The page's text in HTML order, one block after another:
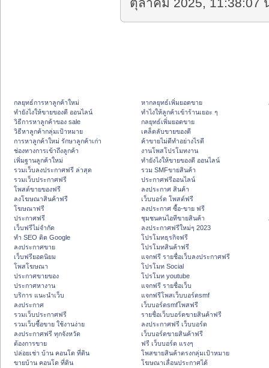
ตุลาคม 2025, 11:38:07
กลยุทธ์การหาลูกค้าใหม่
ทํายังไงให้ขายของดี ออนไลน์
วิธีการหาลูกค้าของ sale
วิธีหาลูกค้ากลุ่มเป้าหมาย
การหาลูกค้าใหม่ รักษาลูกค้าเก่า
ช่องทางการเข้าถึงลูกค้า
เพิ่มฐานลูกค้าใหม่
รวมเว็บลงประกาศฟรี ล่าสุด
รวมเว็บประกาศฟรี
โพสต์ขายของฟรี
ลงโฆษณาสินค้าฟรี
โฆษณาฟรี
ประกาศฟรี
เว็บฟรีไม่จำกัด
ทำ SEO ติด Google
ลงประกาศขาย
เว็บฟรียอดนิยม
โพสโฆษณา
ประกาศขายของ
ประกาศหางาน
บริการ แนะนำเว็บ
ลงประกาศ
รวมเว็บประกาศฟรี
รวมเว็บซื้อขาย ใช้งานง่าย
ลงประกาศฟรี ทุกจังหวัด
ต้องการขาย
ปล่อยเช่า บ้าน คอนโด ที่ดิน
ขายบ้าน คอนโด ที่ดิน
หากลยุทธ์เพิ่มยอดขาย
ทําไงให้ลูกค้าเข้าร้านเยอะ ๆ
กลยุทธ์เพิ่มยอดขาย
เคล็ดลับขายของดี
ค้าขายไม่ดีทำอย่างไรดี
งานโพสโปรโมทงาน
ทํายังไงให้ขายของดี ออนไลน์
รวม SMFขายสินค้า
ประกาศฟรีออนไลน์
ลงประกาศ สินค้า
เว็บบอร์ด โพสต์ฟรี
ลงประกาศ ซื้อ-ขาย ฟรี
ชุมชนคนไอทีขายสินค้า
ลงประกาศฟรีใหม่ๆ 2023
โปรโมทธุรกิจฟรี
โปรโมทสินค้าฟรี
แจกฟรี รายชื่อเว็บลงประกาศฟรี
โปรโมท Social
โปรโมท youtube
แจกฟรี รายชื่อเว็บ
แจกฟรีโพสเว็บบอร์ดsmf
เว็บบอร์ดsmfโพสฟรี
รายชื่อเว็บบอร์ดขายสินค้าฟรี
ลงประกาศฟรี เว็บบอร์ด
เว็บบอร์ดขายสินค้าฟรี
ฟรี เว็บบอร์ด แรงๆ
โพสขายสินค้าตรงกลุ่มเป้าหมาย
โฆษณาเลื่อนประกาศได้